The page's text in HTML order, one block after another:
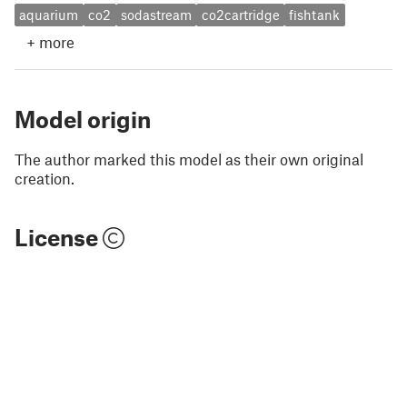
aquarium co2 sodastream co2cartridge fishtank
+ more
Model origin
The author marked this model as their own original
creation.
License